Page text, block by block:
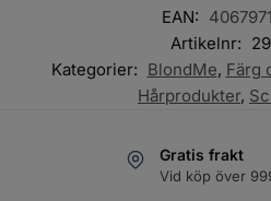
EAN:
Artikelnr:
Kategorier: BlondMe, Färg
Hårprodukter,
Gratis frakt
Vid köp över